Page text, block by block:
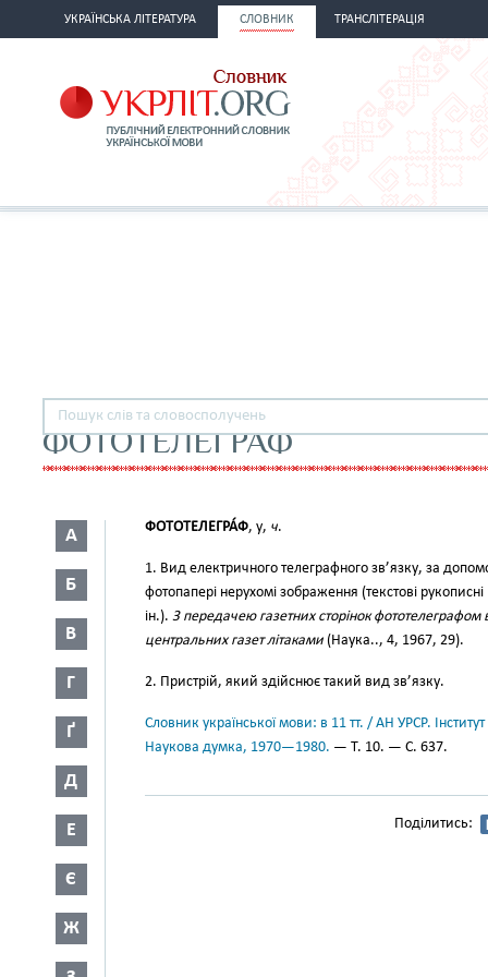
УКРАЇНСЬКА ЛІТЕРАТУРА СЛОВНИК ТРАНСЛІТЕРАЦІЯ
ФОТОТЕЛЕГРАФ
А
Б
В
Г
Ґ
Д
Е
Є
Ж
ФОТОТЕЛЕГРА́Ф, у, ч.
1. Вид електричного телеграфного зв’язку, за
фотопапері нерухомі зображення (текстові
ін.). З передачею газетних сторінок фототелеграфом
центральних газет літаками (Наука.., 4, 1967, 29).
2. Пристрій, який здійснює такий вид зв’язку.
Словник української мови: в 11 тт. / АН УРСР.
Наукова думка, 1970—1980. — Т. 10. — С. 637.
Поділитись: